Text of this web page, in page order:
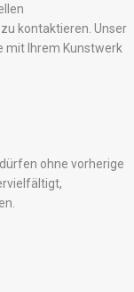
kontaktieren. Unser
mit Ihrem Kunstwerk
ohne vorherige